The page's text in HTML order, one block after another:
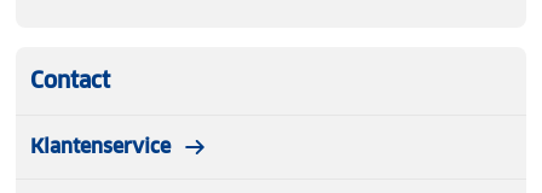
Contact
Klantenservice